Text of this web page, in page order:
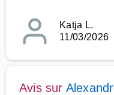
Katja L.
11/03/2026
Avis sur